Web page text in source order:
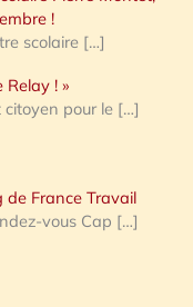
!
scolaire […]
! »
pour le […]
de France Travail
vous Cap […]